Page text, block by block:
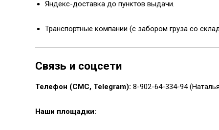
Яндекс-доставка до пунктов выдачи.
Транспортные компании (с забором груза со
Связь и соцсети
Телефон (СМС, Telegram): 8-902-64-334-94
Наши площадки: